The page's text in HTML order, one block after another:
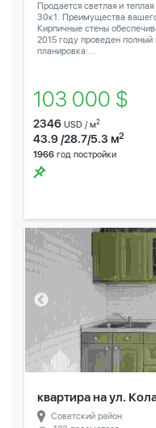
Продается светлая и
30к1. Преимущества
Кирпичные стены
2015 году проведен
планировка:...
103 000 $
2346 USD / м2
43.9 /28.7/5.3 м2
1966 год постройки
квартира на ул.
Советский район